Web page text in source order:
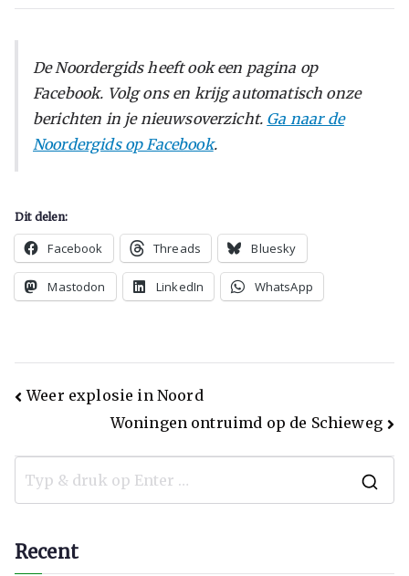
De Noordergids heeft ook een pagina op
Facebook. Volg ons en krijg automatisch onze
berichten in je nieuwsoverzicht. Ga naar de
Noordergids op Facebook.
Dit delen:
Facebook Threads Bluesky
Mastodon LinkedIn WhatsApp
Weer explosie in Noord
Woningen ontruimd op de Schieweg
Recent